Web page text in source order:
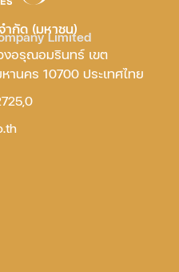
ำกัด (มหาชน)
Limited
งอรุณอมรินทร์ เขต
นคร 10700 ประเทศไทย